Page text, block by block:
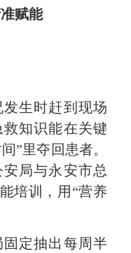
赋能
生时赶到现场
知识能在关键
”里夺回患者。
局与永安市总
培训，用“营养
定抽出每周半